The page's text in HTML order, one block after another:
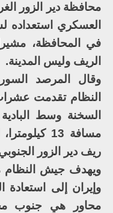
محافظة دير الزور
العسكري
في المحافظة،
الريف وليس المدينة.
وقال المرصد
النظام تقدمت
السخنة وسط
مسافة 13
ريف دير الزور
ويهدف جيش النظام
وإيران إلى استعادة
محاور هي جنوب